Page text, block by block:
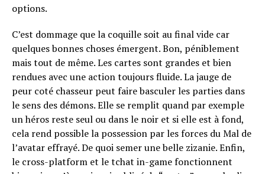
options.
C’est dommage que la coquille soit au final vide car
quelques bonnes choses émergent. Bon, péniblement
mais tout de même. Les cartes sont grandes et bien
rendues avec une action toujours fluide. La jauge de
peur coté chasseur peut faire basculer les parties dans
le sens des démons. Elle se remplit quand par exemple
un héros reste seul ou dans le noir et si elle est à fond,
cela rend possible la possession par les forces du Mal de
l’avatar effrayé. De quoi semer une belle zizanie. Enfin,
le cross-platform et le tchat in-game fonctionnent